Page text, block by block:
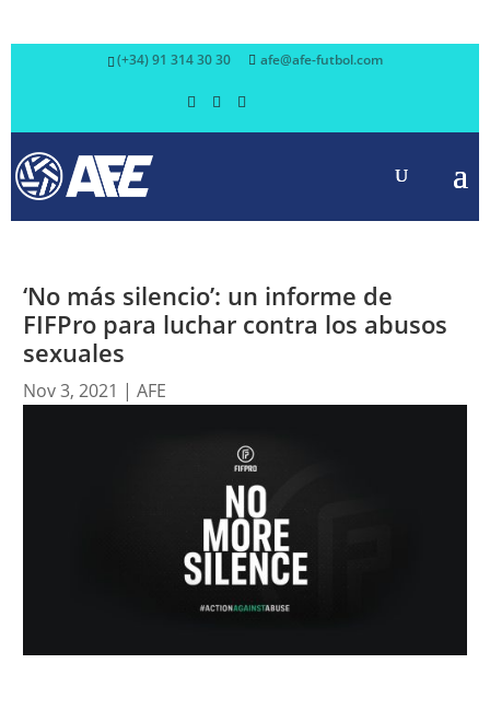
(+34) 91 314 30 30 afe@afe-futbol.com
‘No más silencio’: un informe de
FIFPro para luchar contra los abusos
sexuales
Nov 3, 2021 | AFE